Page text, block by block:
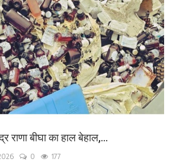
राणा बीघा का हाल बेहाल,...
0 177